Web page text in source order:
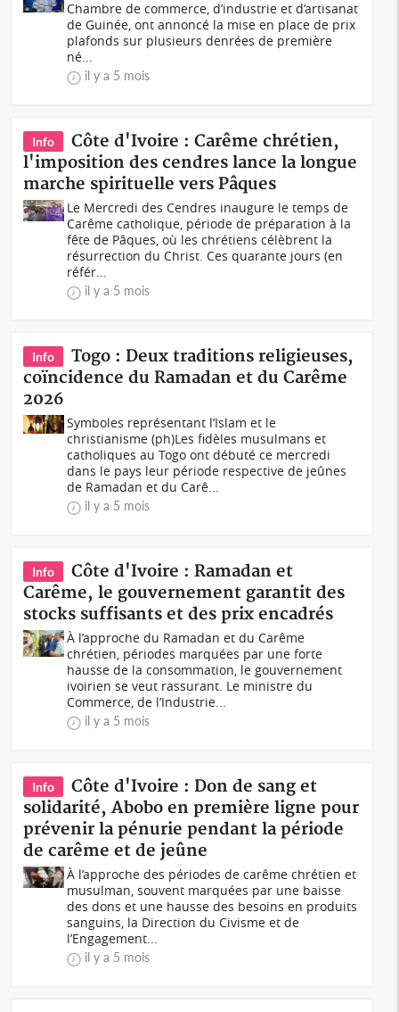
Chambre de commerce, d’industrie et d’artisanat
de Guinée, ont annoncé la mise en place de prix
plafonds sur plusieurs denrées de première
né...
il y a 5 mois
Info
Côte d'Ivoire : Carême chrétien,
l'imposition des cendres lance la longue
marche spirituelle vers Pâques
Le Mercredi des Cendres inaugure le temps de
Carême catholique, période de préparation à la
fête de Pâques, où les chrétiens célèbrent la
résurrection du Christ. Ces quarante jours (en
référ...
il y a 5 mois
Info
Togo : Deux traditions religieuses,
coïncidence du Ramadan et du Carême
2026
Symboles représentant l’Islam et le
christianisme (ph)Les fidèles musulmans et
catholiques au Togo ont débuté ce mercredi
dans le pays leur période respective de jeûnes
de Ramadan et du Carê...
il y a 5 mois
Info
Côte d'Ivoire : Ramadan et
Carême, le gouvernement garantit des
stocks suffisants et des prix encadrés
À l’approche du Ramadan et du Carême
chrétien, périodes marquées par une forte
hausse de la consommation, le gouvernement
ivoirien se veut rassurant. Le ministre du
Commerce, de l’Industrie...
il y a 5 mois
Info
Côte d'Ivoire : Don de sang et
solidarité, Abobo en première ligne pour
prévenir la pénurie pendant la période
de carême et de jeûne
À l’approche des périodes de carême chrétien et
musulman, souvent marquées par une baisse
des dons et une hausse des besoins en produits
sanguins, la Direction du Civisme et de
l’Engagement...
il y a 5 mois